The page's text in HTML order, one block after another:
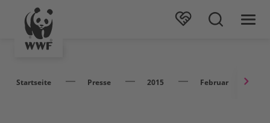
Startseite Presse 2015 Februar